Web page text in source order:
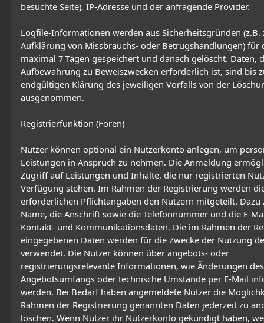
besuchte Seite), IP-Adresse und der anfragende Provider.
Logfile-Informationen werden aus Sicherheitsgründen (z.B.
Aufklärung von Missbrauchs- oder Betrugshandlungen) für
maximal 7 Tagen gespeichert und danach gelöscht. Daten,
Aufbewahrung zu Beweiszwecken erforderlich ist, sind bis
endgültigen Klärung des jeweiligen Vorfalls von der
ausgenommen.
Registrierfunktion (Foren)
Nutzer können optional ein Nutzerkonto anlegen, um
Leistungen in Anspruch zu nehmen. Die Anmeldung
Zugriff auf Leistungen und Inhalte, die nur registrierten
Verfügung stehen. Im Rahmen der Registrierung werden
erforderlichen Pflichtangaben den Nutzern mitgeteilt. Dazu
Name, die Anschrift sowie die Telefonnummer und die E-
Kontakt- und Kommunikationsdaten. Die im Rahmen der
eingegebenen Daten werden für die Zwecke der Nutzung
verwendet. Die Nutzer können über angebots- oder
registrierungsrelevante Informationen, wie Änderungen des
Angebotsumfangs oder technische Umstände per E-Mail
werden. Bei Bedarf haben angemeldete Nutzer die
Rahmen der Registrierung genannten Daten jederzeit zu
löschen. Wenn Nutzer ihr Nutzerkonto gekündigt haben,